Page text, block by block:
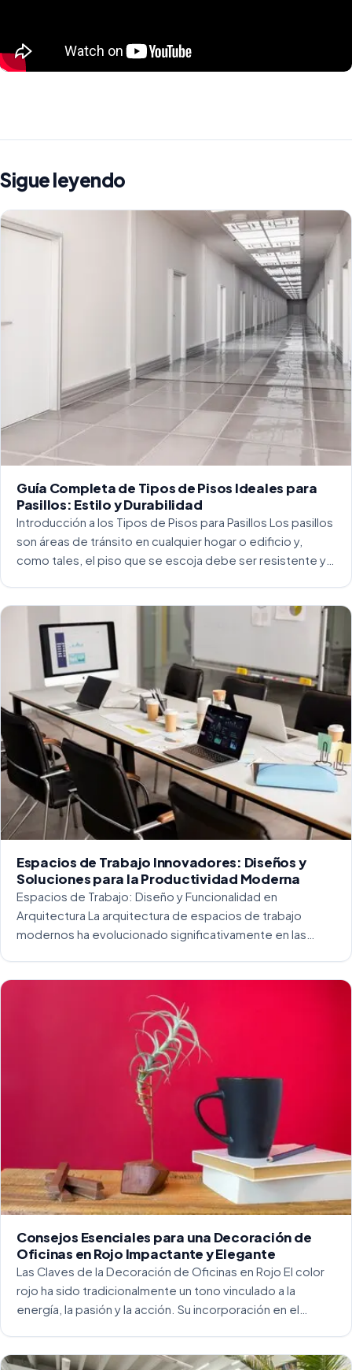
Sigue leyendo
Guía Completa de Tipos de Pisos Ideales para
Pasillos: Estilo y Durabilidad
Introducción a los Tipos de Pisos para Pasillos Los pasillos
son áreas de tránsito en cualquier hogar o edificio y,
como tales, el piso que se escoja debe ser resistente y
Espacios de Trabajo Innovadores: Diseños y
Soluciones para la Productividad Moderna
Espacios de Trabajo: Diseño y Funcionalidad en
Arquitectura La arquitectura de espacios de trabajo
modernos ha evolucionado significativamente en las
Consejos Esenciales para una Decoración de
Oficinas en Rojo Impactante y Elegante
Las Claves de la Decoración de Oficinas en Rojo El color
rojo ha sido tradicionalmente un tono vinculado a la
energía, la pasión y la acción. Su incorporación en el